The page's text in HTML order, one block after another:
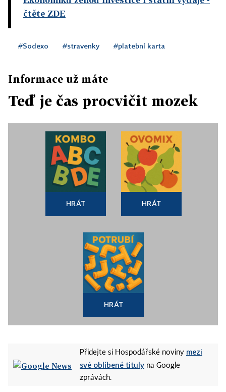
čtěte ZDE
#Sodexo #stravenky #platební karta
Informace už máte
Teď je čas procvičit mozek
HRÁT HRÁT
HRÁT
Přidejte si Hospodářské noviny mezi
své oblíbené tituly na Google
zprávách.